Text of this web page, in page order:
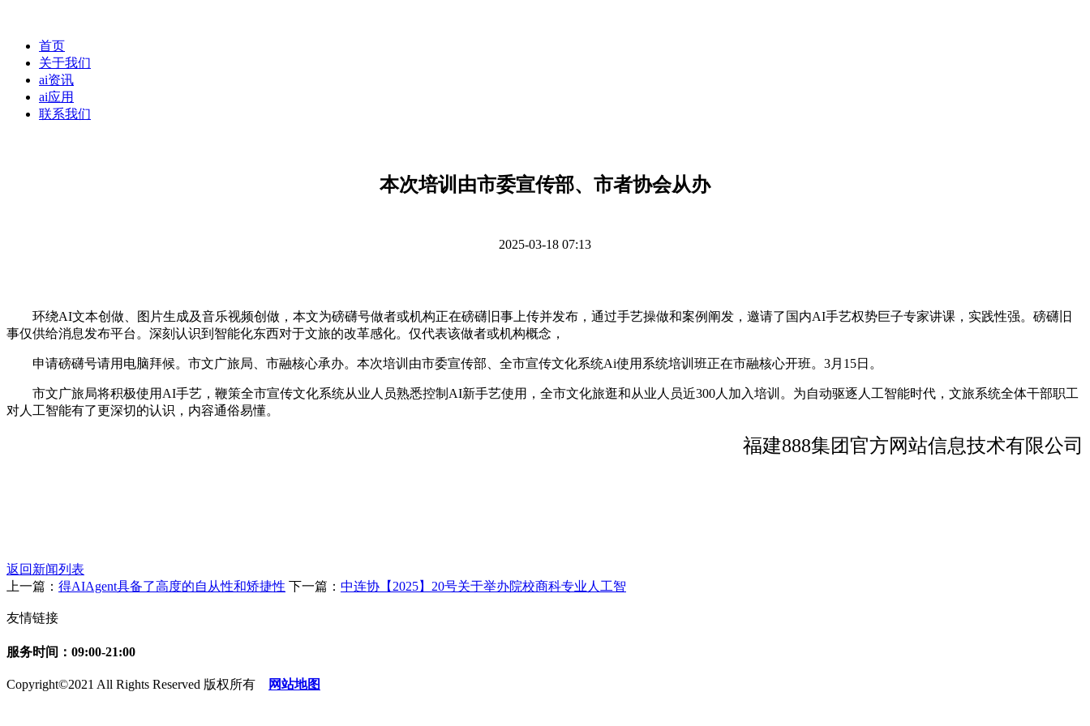
首页
关于我们
ai资讯
ai应用
联系我们
本次培训由市委宣传部、市者协会从办
2025-03-18 07:13
环绕AI文本创做、图片生成及音乐视频创做，本文为磅礴号做者或机构正在磅礴旧事上传并发布，通过手艺操做和案例阐发，邀请了国内AI手艺权势巨子专家讲课，实践性强。磅礴旧
事仅供给消息发布平台。深刻认识到智能化东西对于文旅的改革感化。仅代表该做者或机构概念，
申请磅礴号请用电脑拜候。市文广旅局、市融核心承办。本次培训由市委宣传部、全市宣传文化系统Ai使用系统培训班正在市融核心开班。3月15日。
市文广旅局将积极使用AI手艺，鞭策全市宣传文化系统从业人员熟悉控制AI新手艺使用，全市文化旅逛和从业人员近300人加入培训。为自动驱逐人工智能时代，文旅系统全体干部职工
对人工智能有了更深切的认识，内容通俗易懂。
福建888集团官方网站信息技术有限公司
返回新闻列表
上一篇： 得AIAgent具备了高度的自从性和矫捷性 下一篇： 中连协【2025】20号关于举办院校商科专业人工智
友情链接
服务时间：09:00-21:00
Copyright©2021 All Rights Reserved 版权所有 网站地图